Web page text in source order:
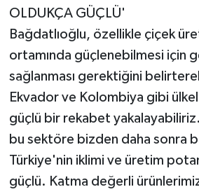
OLDUKÇA GÜÇLÜ'
Bağdatlıoğlu, özellikle çiçek
ortamında güçlenebilmesi için
sağlanması gerektiğini
Ekvador ve Kolombiya gibi
güçlü bir rekabet
bu sektöre bizden daha sonra
Türkiye'nin iklimi ve üretim
güçlü. Katma değerli